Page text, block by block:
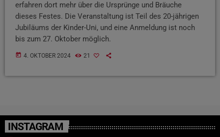
erfahren dort mehr über die Ursprünge und Bräuche
dieses Festes. Die Veranstaltung ist Teil des 20-jährigen
Jubiläums der Kinder-Uni, und eine Anmeldung ist noch
bis zum 27. Oktober möglich.
today 4. OKTOBER 2024 21
INSTAGRAM